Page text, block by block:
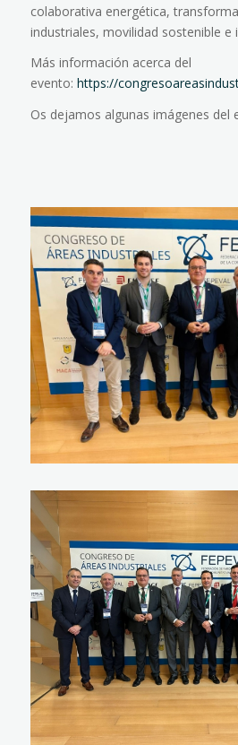
colaborativa energética,
industriales, movilidad sostenible e
Más información acerca del
evento: https://
Os dejamos algunas imágenes del